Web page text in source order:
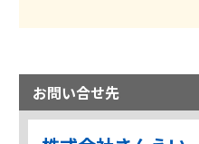
お問い合せ先